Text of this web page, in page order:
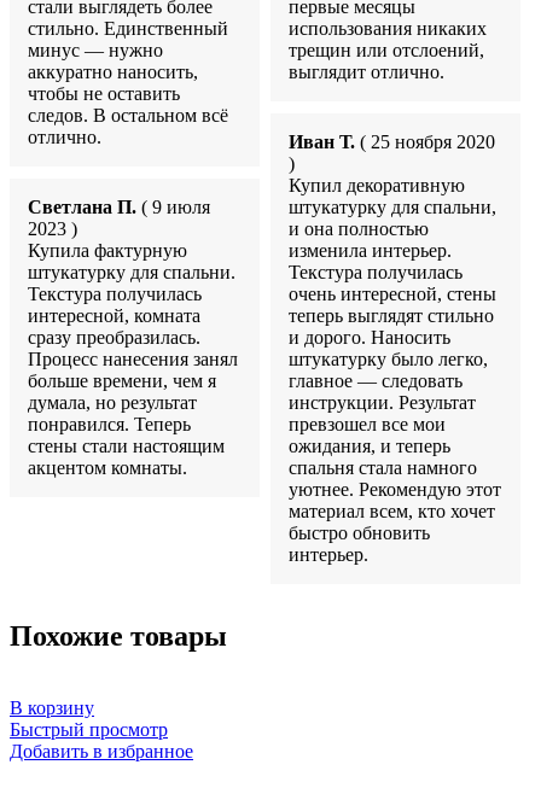
стали выглядеть более
стильно. Единственный
минус — нужно
аккуратно наносить,
чтобы не оставить
следов. В остальном всё
отлично.
Светлана П. ( 9 июля
2023 )
Купила фактурную
штукатурку для спальни.
Текстура получилась
интересной, комната
сразу преобразилась.
Процесс нанесения занял
больше времени, чем я
думала, но результат
понравился. Теперь
стены стали настоящим
акцентом комнаты.
первые месяцы
использования никаких
трещин или отслоений,
выглядит отлично.
Иван Т. ( 25 ноября 2020
)
Купил декоративную
штукатурку для спальни,
и она полностью
изменила интерьер.
Текстура получилась
очень интересной, стены
теперь выглядят стильно
и дорого. Наносить
штукатурку было легко,
главное — следовать
инструкции. Результат
превзошел все мои
ожидания, и теперь
спальня стала намного
уютнее. Рекомендую этот
материал всем, кто хочет
быстро обновить
интерьер.
Похожие товары
В корзину
Быстрый просмотр
Добавить в избранное